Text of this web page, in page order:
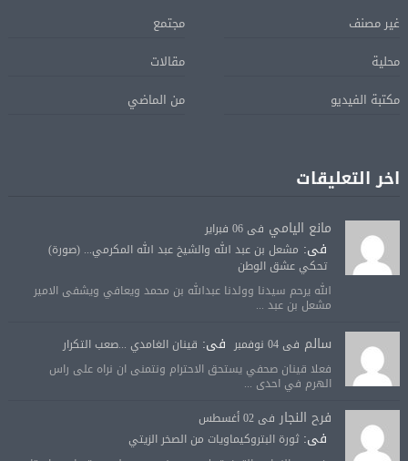
غير مصنف
مجتمع
محلية
مقالات
مكتبة الفيديو
من الماضي
اخر التعليقات
مانع اليامي فى 06 فبراير
فى: مشعل بن عبد الله والشيخ عبد الله المكرمي... (صورة)
تحكي عشق الوطن
الله يرحم سيدنا وولدنا عبدالله بن محمد ويعافي ويشفى الامير
مشعل بن عبد ...
سالم فى 04 نوفمبر فى: قينان الغامدي ...صعب التكرار
فعلا قينان صحفي يستحق الاحترام ونتمنى ان نراه على راس
الهرم في احدى ...
فرح النجار فى 02 أغسطس
فى:ثورة البتروكيماويات من الصخر الزيتي